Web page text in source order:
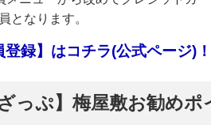
となります。
録】はコチラ(公式ページ)！
っぷ】梅屋敷お勧めポ